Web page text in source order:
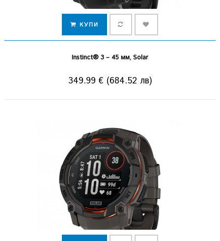
КУПИ
Instinct® 3 – 45 мм, Solar
349.99 € (684.52 лв)